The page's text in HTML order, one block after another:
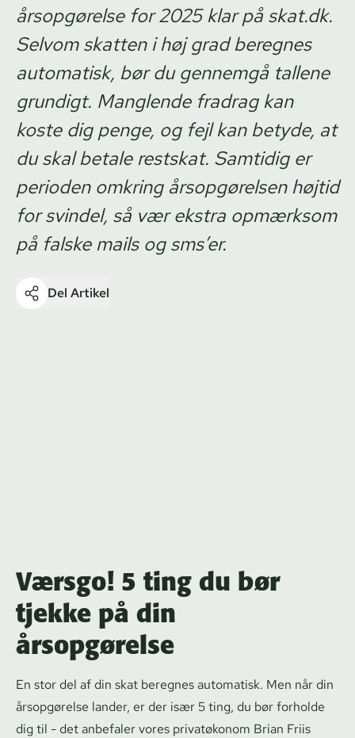
årsopgørelse for 2025 klar på skat.dk.
Selvom skatten i høj grad beregnes
automatisk, bør du gennemgå tallene
grundigt. Manglende fradrag kan
koste dig penge, og fejl kan betyde, at
du skal betale restskat. Samtidig er
perioden omkring årsopgørelsen højtid
for svindel, så vær ekstra opmærksom
på falske mails og sms’er.
Del Artikel
Værsgo! 5 ting du bør
tjekke på din
årsopgørelse
En stor del af din skat beregnes automatisk. Men når din
årsopgørelse lander, er der især 5 ting, du bør forholde
dig til - det anbefaler vores privatøkonom Brian Friis